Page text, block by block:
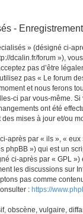
- Enregistrement
» (désigné ci-
dcalin.fr/forum »),
pas d’être
pas « Le forum
et nous ferons
ci par vous-même.
ont été
mises à jour et/ou
après par « ils », «
phpBB ») qui est un
ci-après par « GPL
les discussions sur
pas comme
: https://
obscène, vulgaire,